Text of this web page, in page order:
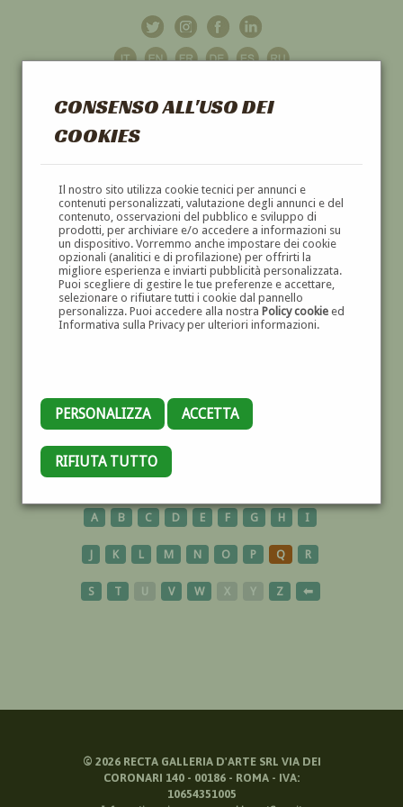
CONSENSO ALL'USO DEI
COOKIES
Il nostro sito utilizza cookie tecnici per annunci e
contenuti personalizzati, valutazione degli annunci e del
contenuto, osservazioni del pubblico e sviluppo di
prodotti, per archiviare e/o accedere a informazioni su
un dispositivo. Vorremmo anche impostare dei cookie
opzionali (analitici e di profilazione) per offrirti la
migliore esperienza e inviarti pubblicità personalizzata.
Puoi scegliere di gestire le tue preferenze e accettare,
selezionare o rifiutare tutti i cookie dal pannello
personalizza. Puoi accedere alla nostra Policy cookieed
Informativa sulla Privacy per ulteriori informazioni.
PERSONALIZZA ACCETTA
RIFIUTA TUTTO
GALLERIAD'ARTE
DIPINTI E SCULTURE '800 E '900
AUSTRIA
A B C D E F G H I
J K L M N O P Q R
S T U V W X Y Z ⬅
© 2026RECTA GALLERIA D'ARTE SRL VIA DEI
CORONARI 140 - 00186 - ROMA - IVA:
10654351005